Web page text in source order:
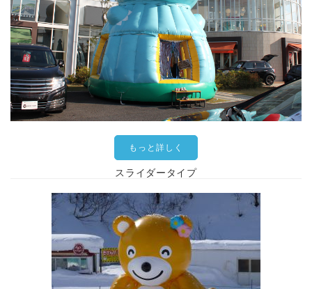
もっと詳しく
スライダータイプ